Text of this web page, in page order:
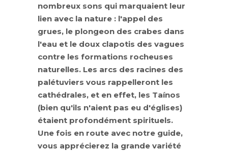
nombreux sons qui marquaient leur
lien avec la nature : l'appel des
grues, le plongeon des crabes dans
l'eau et le doux clapotis des vagues
contre les formations rocheuses
naturelles. Les arcs des racines des
palétuviers vous rappelleront les
cathédrales, et en effet, les Taínos
(bien qu'ils n'aient pas eu d'églises)
étaient profondément spirituels.
Une fois en route avec notre guide,
vous apprécierez la grande variété